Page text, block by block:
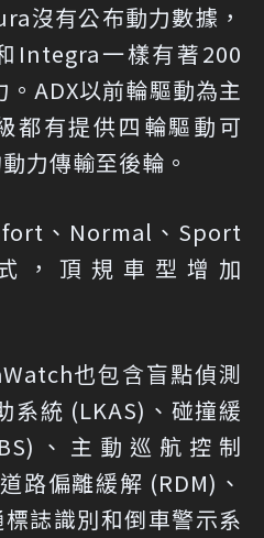
沒有公布動力數據，
Integra一樣有著200
ADX以前輪驅動為主
都有提供四輪驅動可
力傳輸至後輪。
、Normal、Sport
，頂規車型增加
也包含盲點偵測
系統 (LKAS)、碰撞緩
、主動巡航控制
路偏離緩解 (RDM)、
誌識別和倒車警示系